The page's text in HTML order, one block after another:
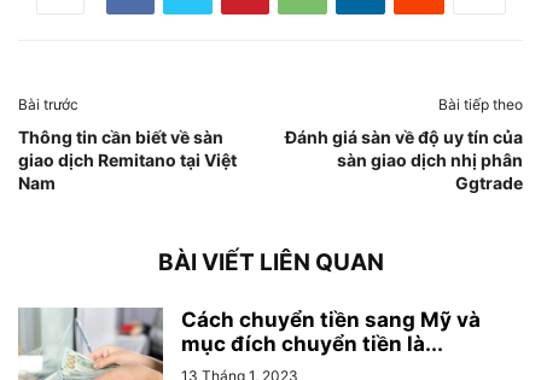
Bài trước
Thông tin cần biết về sàn
giao dịch Remitano tại Việt
Nam
Bài tiếp theo
Đánh giá sàn về độ uy tín của
sàn giao dịch nhị phân
Ggtrade
BÀI VIẾT LIÊN QUAN
Cách chuyển tiền sang Mỹ và
mục đích chuyển tiền là...
13 Tháng 1, 2023